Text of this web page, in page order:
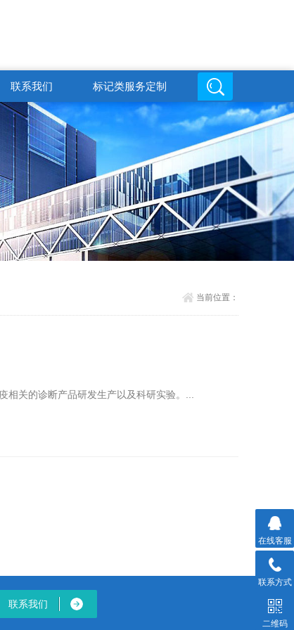
3084204316@qq.com
QQ客服
3084204316
联系我们 标记类服务定制
当前位置：
相关的诊断产品研发生产以及科研实验。...
联系我们
在线客服
联系方式
二维码